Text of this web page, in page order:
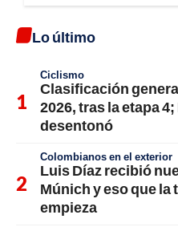
Lo último
Ciclismo
Clasificación
2026, tras la etapa
desentonó
Colombianos en el exterior
Luis Díaz recibió
Múnich y eso que la
empieza